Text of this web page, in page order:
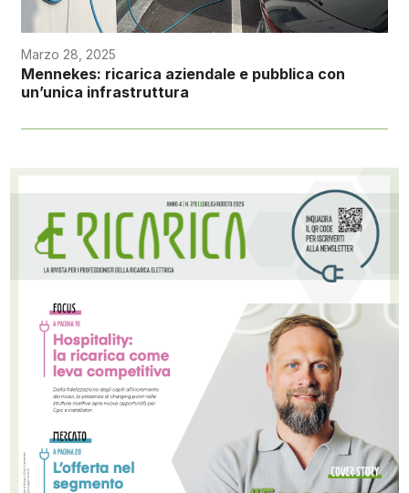
Marzo 28, 2025
Mennekes: ricarica aziendale e pubblica con
un’unica infrastruttura